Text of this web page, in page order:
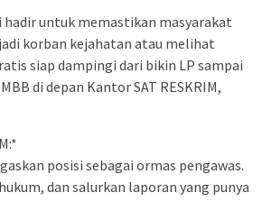
untuk memastikan masyarakat
korban kejahatan atau melihat
siap dampingi dari bikin LP sampai
di depan Kantor SAT RESKRIM,
posisi sebagai ormas pengawas.
dan salurkan laporan yang punya